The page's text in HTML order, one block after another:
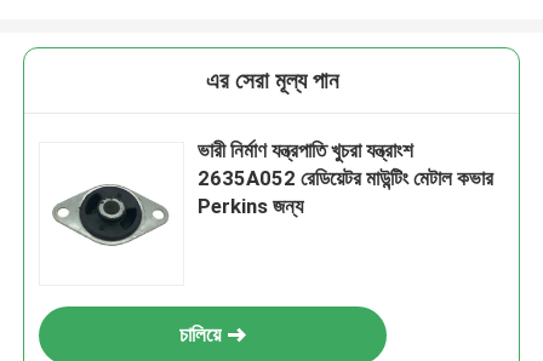
এর সেরা মূল্য পান
ভারী নির্মাণ যন্ত্রপাতি খুচরা যন্ত্রাংশ
2635A052 রেডিয়েটর মাউন্টিং মেটাল কভার
Perkins জন্য
চালিয়ে